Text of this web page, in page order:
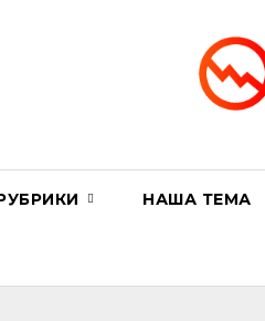
НАША ТЕМА